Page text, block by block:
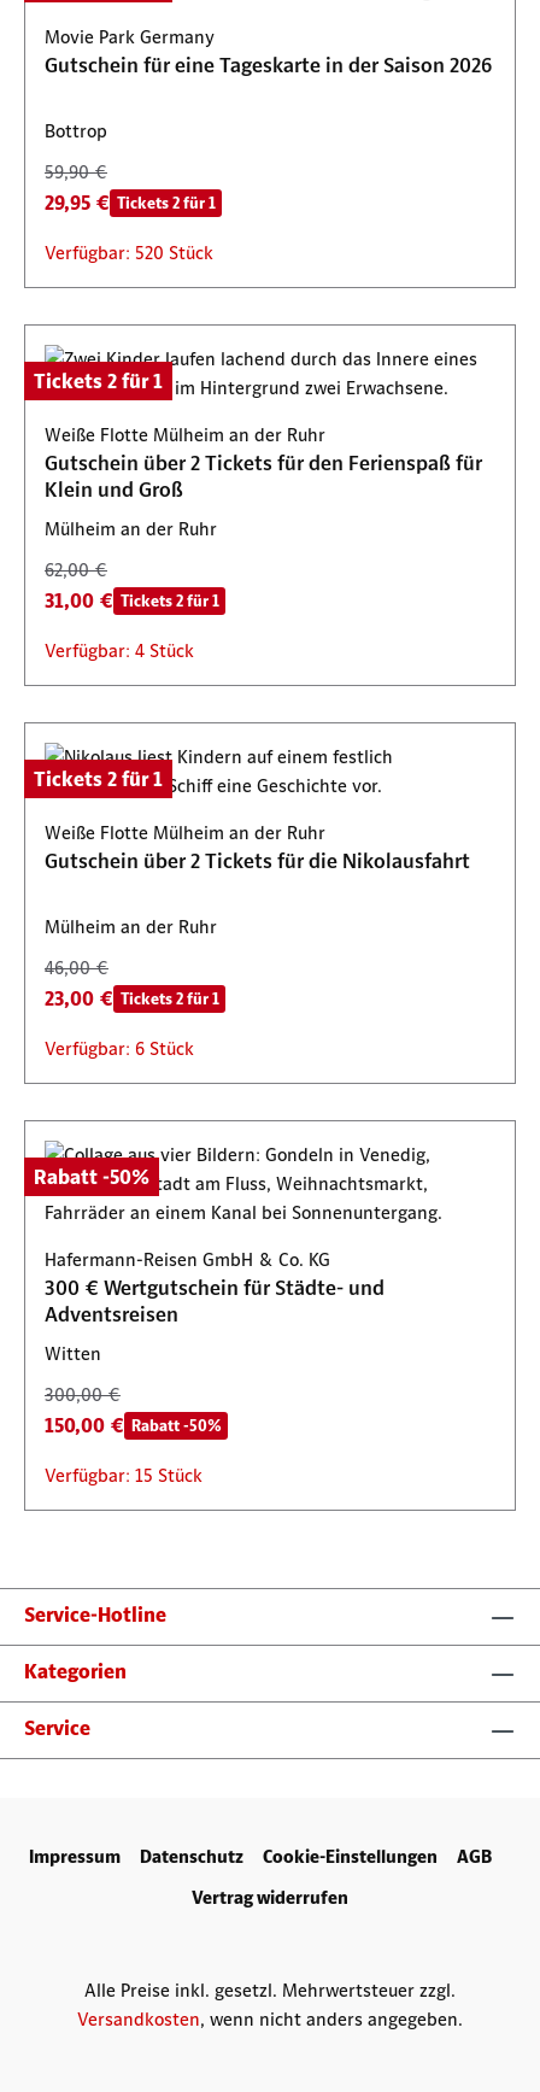
Movie Park Germany
Gutschein für eine Tageskarte in der Saison 2026
Bottrop
59,90 €
29,95 € Tickets 2 für 1
Verfügbar: 520 Stück
Tickets 2 für 1
Weiße Flotte Mülheim an der Ruhr
Gutschein über 2 Tickets für den Ferienspaß für
Klein und Groß
Mülheim an der Ruhr
62,00 €
31,00 € Tickets 2 für 1
Verfügbar: 4 Stück
Tickets 2 für 1
Weiße Flotte Mülheim an der Ruhr
Gutschein über 2 Tickets für die Nikolausfahrt
Mülheim an der Ruhr
46,00 €
23,00 € Tickets 2 für 1
Verfügbar: 6 Stück
Rabatt -50%
Hafermann-Reisen GmbH & Co. KG
300 € Wertgutschein für Städte- und
Adventsreisen
Witten
300,00 €
150,00 € Rabatt -50%
Verfügbar: 15 Stück
Service-Hotline
Kategorien
Service
Impressum Datenschutz Cookie-Einstellungen
AGB
Vertrag widerrufen
Alle Preise inkl. gesetzl. Mehrwertsteuer zzgl.
Versandkosten, wenn nicht anders angegeben.